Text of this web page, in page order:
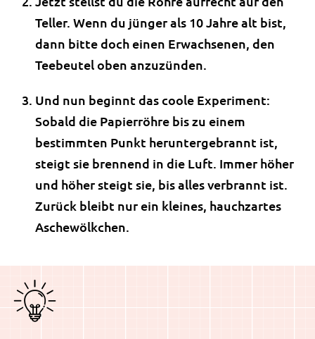
Teller. Wenn du jünger als 10 Jahre alt bist,
dann bitte doch einen Erwachsenen, den
Teebeutel oben anzuzünden.
Und nun beginnt das coole Experiment:
Sobald die Papierröhre bis zu einem
bestimmten Punkt heruntergebrannt ist,
steigt sie brennend in die Luft. Immer höher
und höher steigt sie, bis alles verbrannt ist.
Zurück bleibt nur ein kleines, hauchzartes
Aschewölkchen.